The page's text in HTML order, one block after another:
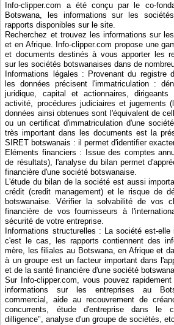
Info-clipper.com a été conçu par le co-
Botswana, les informations sur les
rapports disponibles sur le site.
Recherchez et trouvez les informations sur
et en Afrique. Info-clipper.com propose une
et documents destinés à vous apporter les
sur les sociétés botswanaises dans de
Informations légales : Provenant du registre
les données précisent l'immatriculation :
juridique, capital et actionnaires, dirigeants
activité, procédures judiciaires et jugements
données ainsi obtenues sont l'équivalent de
ou un certificat d'immatriculation d'une
très important dans les documents est la
SIRET botswanais : il permet d'identifier
Eléments financiers : Issue des comptes
de résultats), l'analyse du bilan permet
financière d'une société botswanaise.
L'étude du bilan de la société est aussi
crédit (credit management) et le risque de
botswanaise. Vérifier la solvabilité de vos
financière de vos fournisseurs à
sécurité de votre entreprise.
Informations structurelles : La société est-
c'est le cas, les rapports contiennent des
mère, les filiales au Botswana, en Afrique et
à un groupe est un facteur important dans
et de la santé financière d'une société
Sur Info-clipper.com, vous pouvez
informations sur les entreprises au
commercial, aide au recouvrement de
concurrents, étude d'entreprise dans le
dilligence", analyse d'un groupe de sociétés,